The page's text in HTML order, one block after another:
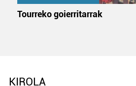
Tourreko goierritarrak
KIROLA